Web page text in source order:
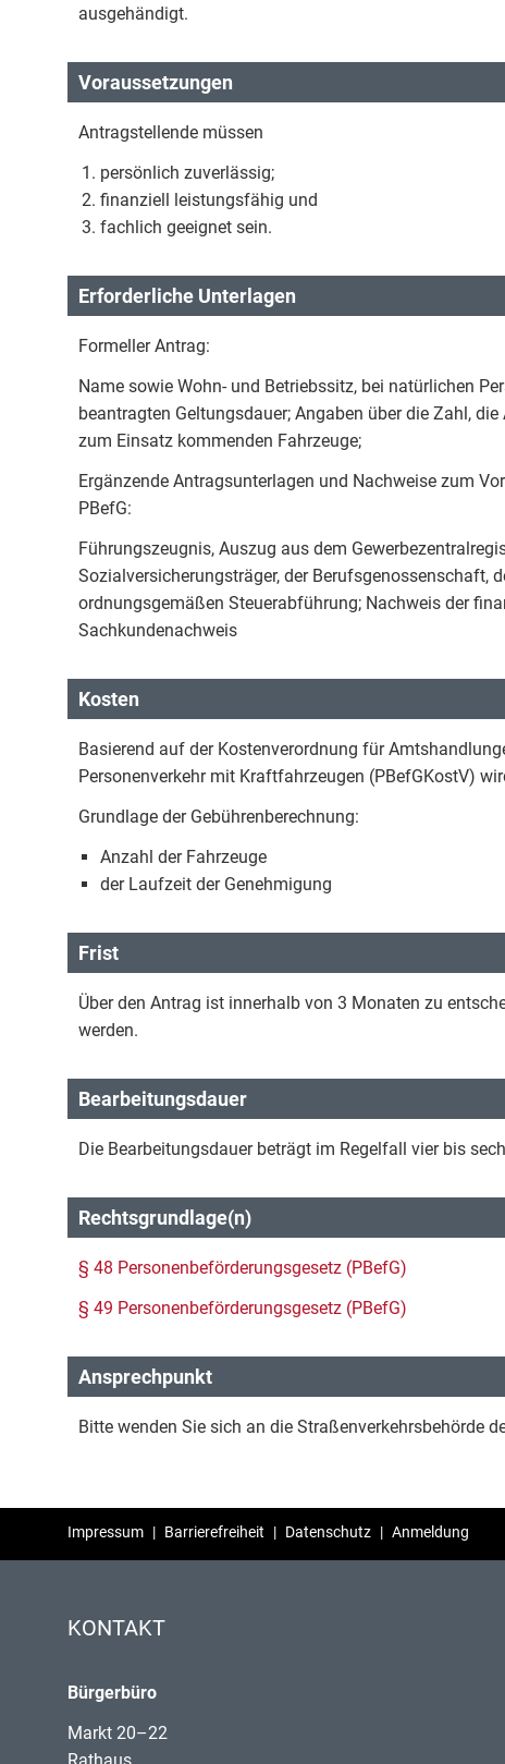
ausgehändigt.
Voraussetzungen
Antragstellende müssen
persönlich zuverlässig;
finanziell leistungsfähig und
fachlich geeignet sein.
Erforderliche Unterlagen
Formeller Antrag:
Name sowie Wohn- und Betriebssitz, bei natürlichen
beantragten Geltungsdauer; Angaben über die Zahl,
zum Einsatz kommenden Fahrzeuge;
Ergänzende Antragsunterlagen und Nachweise zum
PBefG:
Führungszeugnis, Auszug aus dem
Sozialversicherungsträger, der Berufsgenossenschaft,
ordnungsgemäßen Steuerabführung; Nachweis der
Sachkundenachweis
Kosten
Basierend auf der Kostenverordnung für
Personenverkehr mit Kraftfahrzeugen (PBefGKostV)
Grundlage der Gebührenberechnung:
Anzahl der Fahrzeuge
der Laufzeit der Genehmigung
Frist
Über den Antrag ist innerhalb von 3 Monaten zu
werden.
Bearbeitungsdauer
Die Bearbeitungsdauer beträgt im Regelfall vier bis
Rechtsgrundlage(n)
§ 48 Personenbeförderungsgesetz (PBefG)
§ 49 Personenbeförderungsgesetz (PBefG)
Ansprechpunkt
Bitte wenden Sie sich an die Straßenverkehrsbehörde
Impressum | Barrierefreiheit | Datenschutz | Anmeldung
KONTAKT
Bürgerbüro
Markt 20–22